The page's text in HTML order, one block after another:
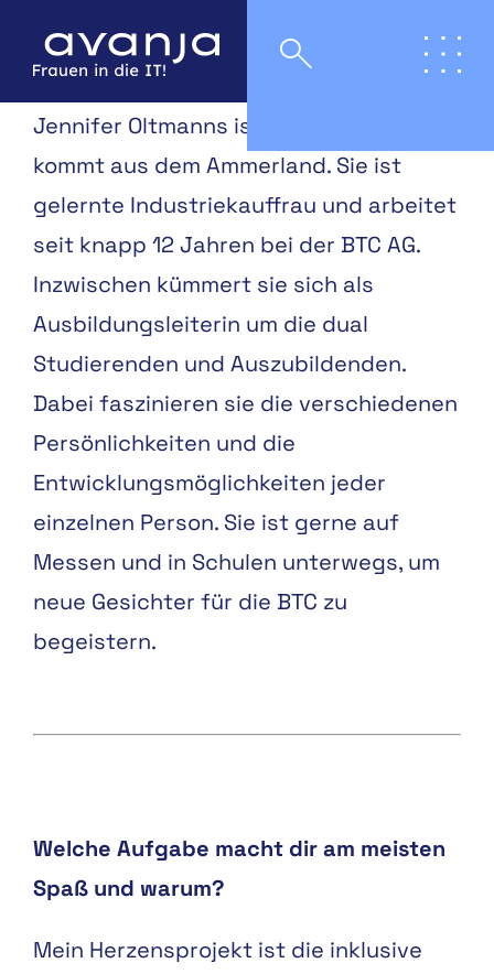
Jennifer Oltmanns ist 36 Jahre alt und
kommt aus dem Ammerland. Sie ist
gelernte Industriekauffrau und arbeitet
seit knapp 12 Jahren bei der BTC AG.
Inzwischen kümmert sie sich als
Ausbildungsleiterin um die dual
Studierenden und Auszubildenden.
Dabei faszinieren sie die verschiedenen
Persönlichkeiten und die
Entwicklungsmöglichkeiten jeder
einzelnen Person. Sie ist gerne auf
Messen und in Schulen unterwegs, um
neue Gesichter für die BTC zu
begeistern.
Welche Aufgabe macht dir am meisten
Spaß und warum?
Mein Herzensprojekt ist die inklusive